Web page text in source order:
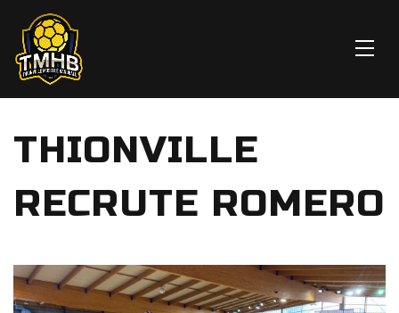
THIONVILLE
RECRUTE ROMERO